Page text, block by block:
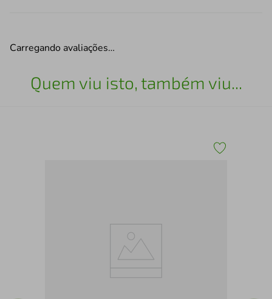
Carregando avaliações…
Quem viu isto, também viu...